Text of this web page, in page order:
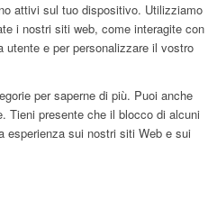
attivi sul tuo dispositivo. Utilizziamo
i nostri siti web, come interagite con
utente e per personalizzare il vostro
per saperne di più. Puoi anche
Tieni presente che il blocco di alcuni
esperienza sui nostri siti Web e sui